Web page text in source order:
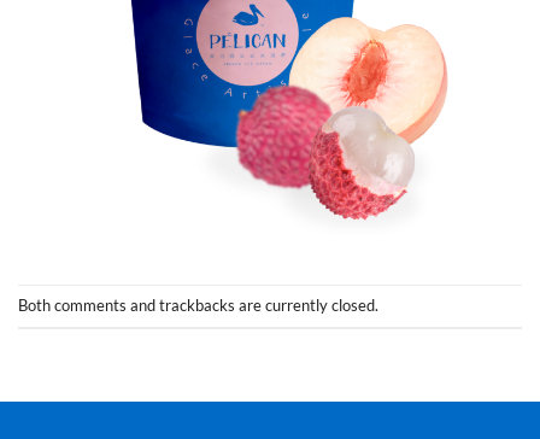
Both comments and trackbacks are currently closed.